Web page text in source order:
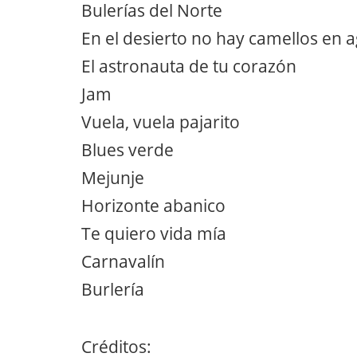
Bulerías del Norte
En el desierto no hay camellos en
El astronauta de tu corazón
Jam
Vuela, vuela pajarito
Blues verde
Mejunje
Horizonte abanico
Te quiero vida mía
Carnavalín
Burlería
Créditos: